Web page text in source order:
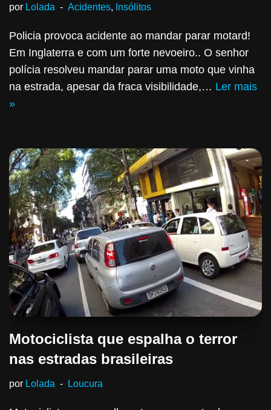
por Lolada Acidentes, Insólitos
Policia provoca acidente ao mandar parar motard!
Em Inglaterra e com um forte nevoeiro.. O senhor
polícia resolveu mandar parar uma moto que vinha
na estrada, apesar da fraca visibilidade,… Ler mais
»
Motociclista que espalha o terror
nas estradas brasileiras
por Lolada Loucura